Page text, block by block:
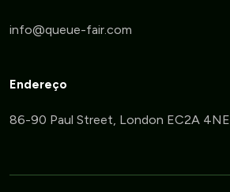
Endereço
86-90 Paul Street, London EC2A 4NE